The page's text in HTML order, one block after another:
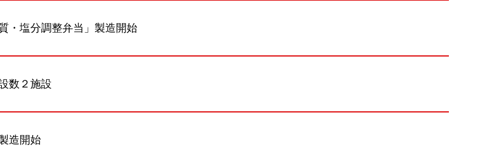
・塩分調整弁当」製造開始
数２施設
造開始